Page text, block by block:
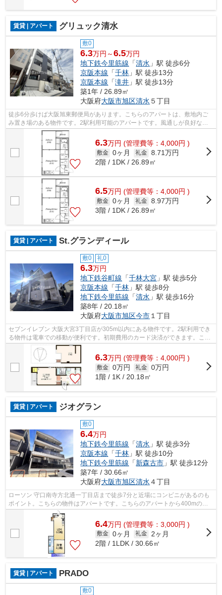
賃貸 | アパート グリュック清水
敷0
6.3万円～6.5万円
地下鉄今里筋線 「清水 」駅 徒歩6分
京阪本線 「千林 」駅 徒歩13分
京阪本線 「滝井 」駅 徒歩13分
築1年 / 26.89㎡
大阪府大阪市旭区清水 ５丁目
徒歩6分歩けば大阪旭東郵便局があります。こちらのアパートは、敷地内ご
み置き場のある物件です。2駅利用可能のアパートです。風通しが良好なの
で、夏も涼しい風がはいってきます。当...
6.3万円 (管理費等：4,000円 )
敷金 0ヶ月 礼金 8.71万円
2階 / 1DK / 26.89㎡
6.5万円 (管理費等：4,000円 )
敷金 0ヶ月 礼金 8.97万円
3階 / 1DK / 26.89㎡
賃貸 | アパート St.グランディール
敷0 礼0
6.3万円
地下鉄谷町線 「千林大宮 」駅 徒歩5分
京阪本線 「千林 」駅 徒歩8分
地下鉄今里筋線 「清水 」駅 徒歩16分
築8年 / 20.18㎡
大阪府大阪市旭区今市 １丁目
セブンイレブン 大阪大宮3丁目店が305m以内にある物件です。2駅利用でき
る物件は電車での移動が便利です。初期費用のカード決済ができます。こち
らの物件はアパートです。物件情報を数...
6.3万円 (管理費等：4,000円 )
敷金 0万円 礼金 0万円
1階 / 1K / 20.18㎡
賃貸 | アパート ジオグラン
敷0
6.4万円
地下鉄今里筋線 「清水 」駅 徒歩3分
京阪本線 「千林 」駅 徒歩10分
地下鉄今里筋線 「新森古市 」駅 徒歩12分
築7年 / 30.66㎡
大阪府大阪市旭区清水４丁目
ローソン 守口南寺方北通一丁目店まで徒歩7分と近場にコンビニがあるのも
ポイント。こちらの物件はアパートです。こちらのアパートから400mのと
ころに駐車場があります。駅まで徒歩3分...
6.4万円 (管理費等：3,000円 )
敷金 0ヶ月 礼金
2ヶ月
2階 / 1LDK / 30.66㎡
賃貸 | アパート PRADO
敷0